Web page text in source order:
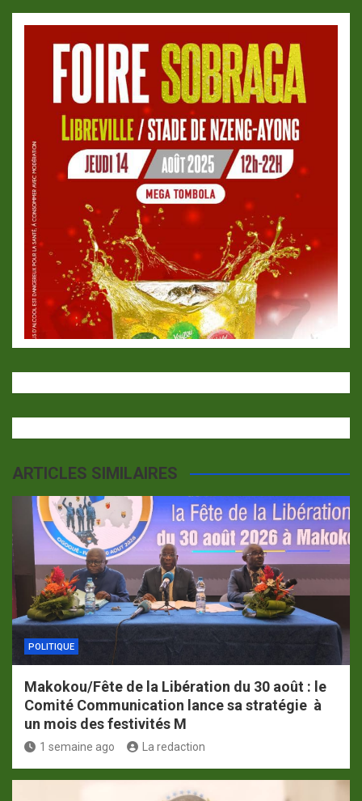
ARTICLES SIMILAIRES
POLITIQUE
Makokou/Fête de la Libération du 30 août : le
Comité Communication lance sa stratégie à
un mois des festivités M
1 semaine ago La redaction